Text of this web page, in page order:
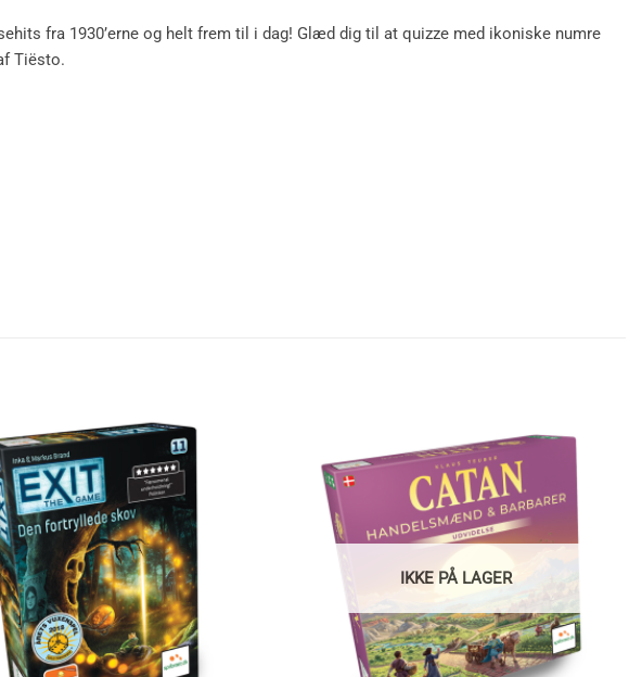
fra 1930’erne og helt frem til i dag! Glæd dig til at quizze med ikoniske numre
Tiësto.
IKKE PÅ LAGER